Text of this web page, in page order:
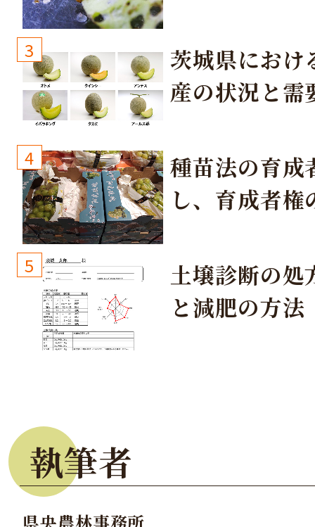
3
茨城県におけ
産の状況と需
4
種苗法の育成
し、育成者権
しょう！
5
土壌診断の処
と減肥の方法
執筆者